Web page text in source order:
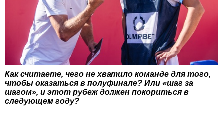
Как считаете, чего не хватило команде для того,
чтобы оказаться в полуфинале? Или «шаг за
шагом», и этот рубеж должен покориться в
следующем году?